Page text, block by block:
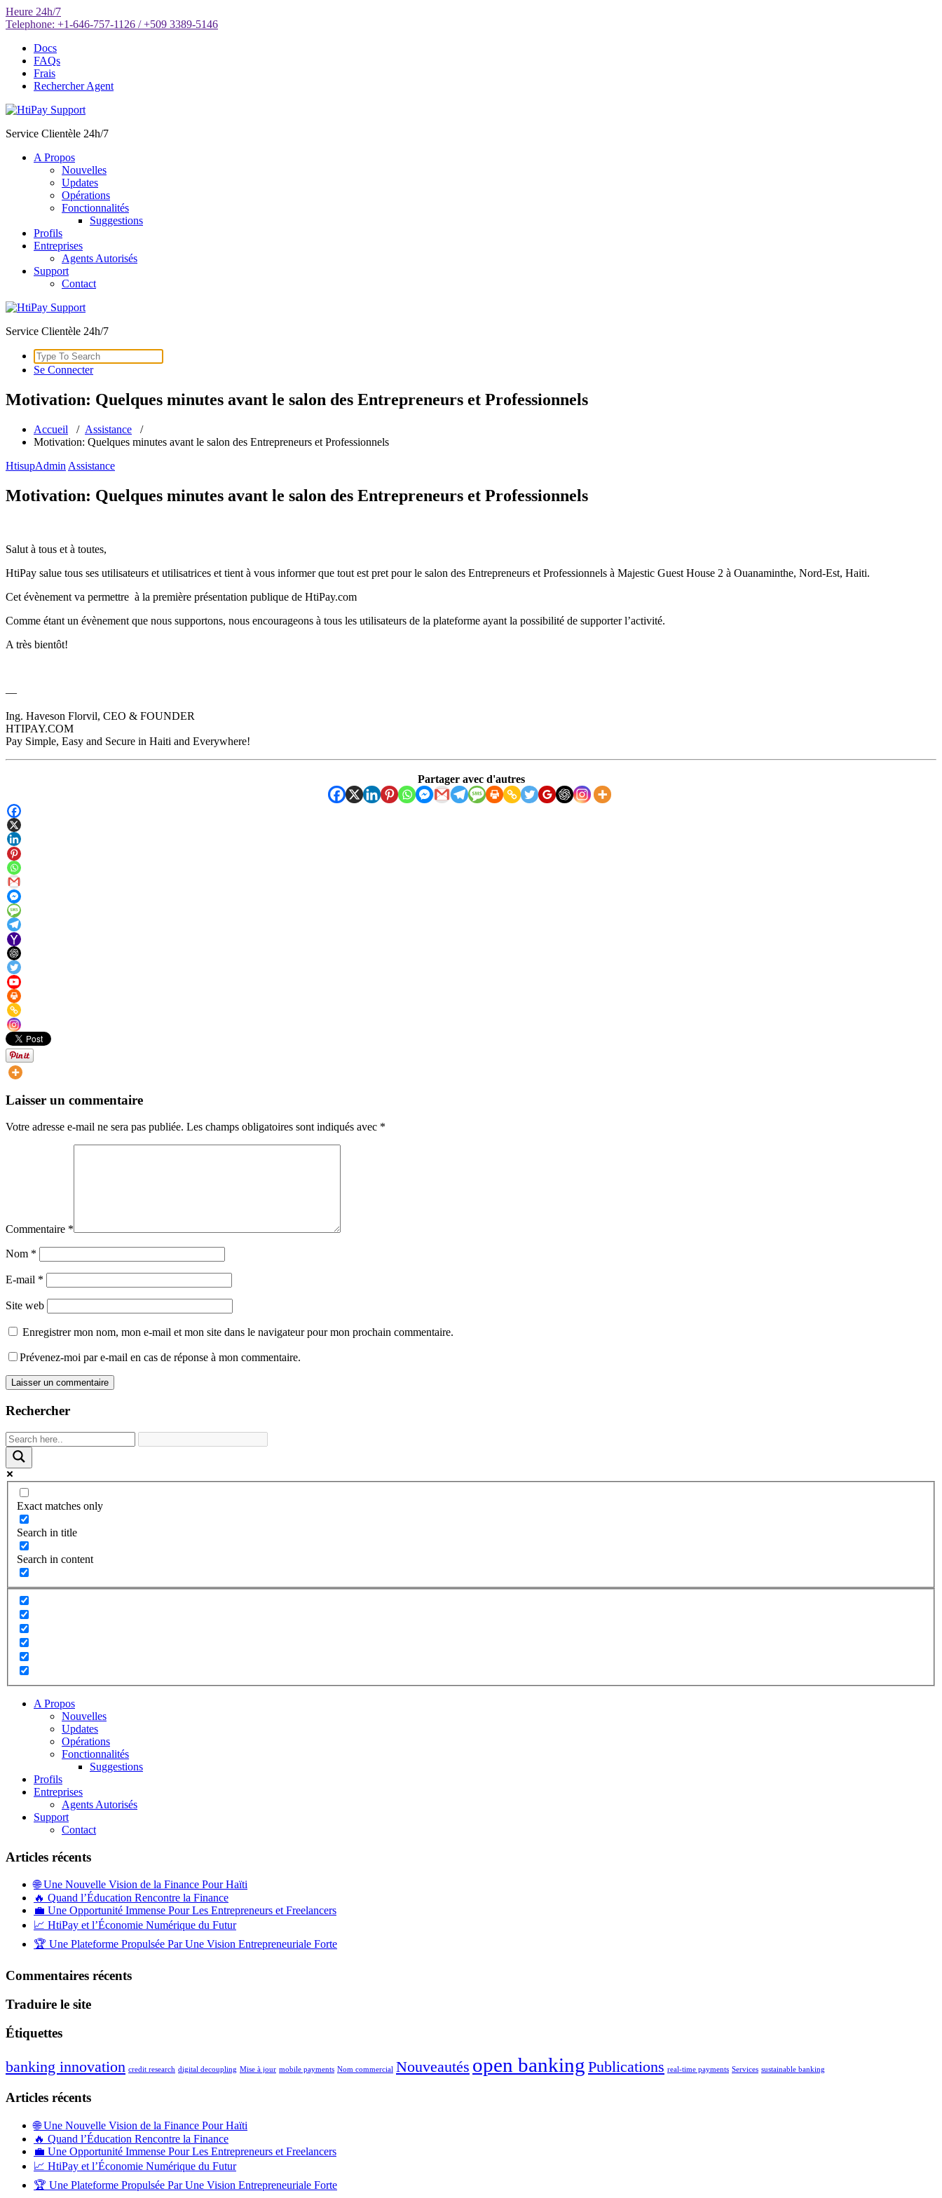
Aller
au
Heure 24h/7
Telephone: +1-646-757-1126 / +509 3389-5146
Docs
FAQs
Frais
Rechercher Agent
Service Clientèle 24h/7
A Propos
Nouvelles
Updates
Opérations
Fonctionnalités
Suggestions
Profils
Entreprises
Agents Autorisés
Support
Contact
Service Clientèle 24h/7
Search
for:
Se Connecter
Motivation: Quelques minutes avant le salon des Entrepreneurs et Professionnels
Accueil / Assistance /
Motivation: Quelques minutes avant le salon des Entrepreneurs et Professionnels
HtisupAdmin Assistance
Motivation: Quelques minutes avant le salon des Entrepreneurs et Professionnels
Salut à tous et à toutes,
HtiPay salue tous ses utilisateurs et utilisatrices et tient à vous informer que tout est pret pour le salon des Entrepreneurs et Professionnels à Majestic Guest House 2 à Ouanaminthe, Nord-Est, Haiti.
Cet évènement va permettre à la première présentation publique de HtiPay.com
Comme étant un évènement que nous supportons, nous encourageons à tous les utilisateurs de la plateforme ayant la possibilité de supporter l’activité.
A très bientôt!
—
Ing. Haveson Florvil, CEO & FOUNDER
HTIPAY.COM
Pay Simple, Easy and Secure in Haiti and Everywhere!
Partager avec d'autres
Laisser un commentaire
Votre adresse e-mail ne sera pas publiée. Les champs obligatoires sont indiqués avec *
Commentaire *
Nom *
E-mail *
Site web
Enregistrer mon nom, mon e-mail et mon site dans le navigateur pour mon prochain commentaire.
Prévenez-moi par e-mail en cas de réponse à mon commentaire.
Rechercher
Exact matches only
Search in title
Search in content
A Propos
Nouvelles
Updates
Opérations
Fonctionnalités
Suggestions
Profils
Entreprises
Agents Autorisés
Support
Contact
Articles récents
🌐 Une Nouvelle Vision de la Finance Pour Haïti
🔥 Quand l’Éducation Rencontre la Finance
💼 Une Opportunité Immense Pour Les Entrepreneurs et Freelancers
📈 HtiPay et l’Économie Numérique du Futur
🏆 Une Plateforme Propulsée Par Une Vision Entrepreneuriale Forte
Commentaires récents
Traduire le site
Étiquettes
banking innovation credit research digital decoupling Mise à jour mobile payments Nom commercial Nouveautés open banking Publications real-time payments Services sustainable banking
Articles récents
🌐 Une Nouvelle Vision de la Finance Pour Haïti
🔥 Quand l’Éducation Rencontre la Finance
💼 Une Opportunité Immense Pour Les Entrepreneurs et Freelancers
📈 HtiPay et l’Économie Numérique du Futur
🏆 Une Plateforme Propulsée Par Une Vision Entrepreneuriale Forte